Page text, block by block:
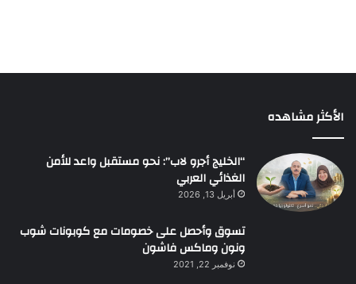
الأكثر مشاهده
“الخليج أجرو لاب”: نحو مستقبل واعد للأمن
الغذائي العربي
أبريل 13, 2026
تسوق وأحصل على خصومات مع كوبونات شوب
ونون وماكس فاشون
نوفمبر 22, 2021